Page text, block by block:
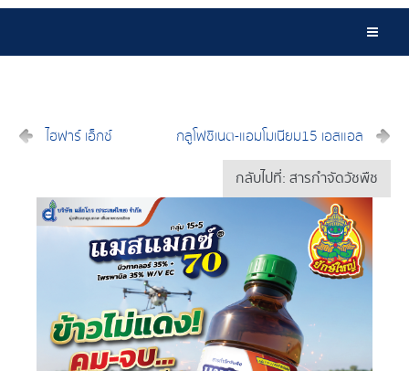
ไฮฟาร์ เอ็กซ์ กลูโฟซิเนต-แอมโมเนียม15 เอสแอล
กลับไปที่: สารกำจัดวัชพืช